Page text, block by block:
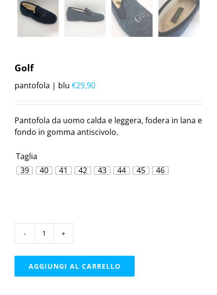
Golf
pantofola | blu €29,90
Pantofola da uomo calda e leggera, fodera in lana e
fondo in gomma antiscivolo.
Taglia

39 40 41 42 43 44 45 46
Golfpantofola
blu
AGGIUNGI AL CARRELLO